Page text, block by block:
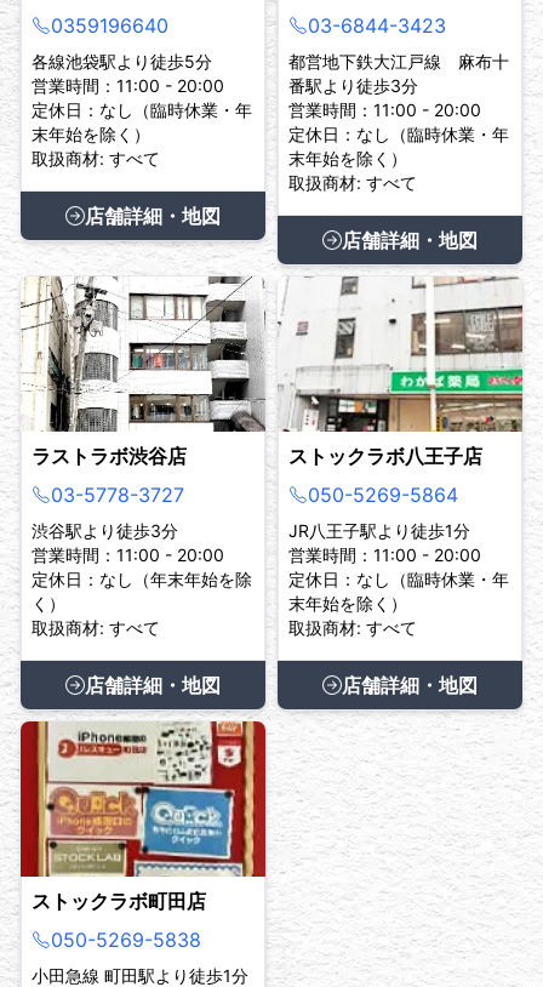
0359196640
各線池袋駅より徒歩5分
営業時間：11:00 - 20:00
定休日：なし（臨時休業・年
末年始を除く）
取扱商材: すべて
店舗詳細・地図
03-6844-3423
都営地下鉄大江戸線 麻布十
番駅より徒歩3分
営業時間：11:00 - 20:00
定休日：なし（臨時休業・年
末年始を除く）
取扱商材: すべて
店舗詳細・地図
ラストラボ渋谷店
03-5778-3727
渋谷駅より徒歩3分
営業時間：11:00 - 20:00
定休日：なし（年末年始を除
く）
取扱商材: すべて
店舗詳細・地図
ストックラボ八王子店
050-5269-5864
JR八王子駅より徒歩1分
営業時間：11:00 - 20:00
定休日：なし（臨時休業・年
末年始を除く）
取扱商材: すべて
店舗詳細・地図
ストックラボ町田店
050-5269-5838
小田急線 町田駅より徒歩1分